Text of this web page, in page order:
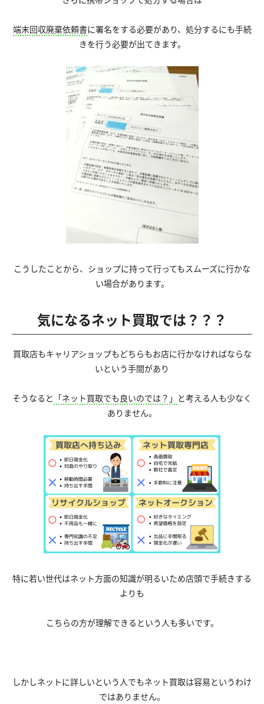
端末回収廃棄依頼書に署名をする必要があり、処分するにも手続
きを行う必要が出てきます。
こうしたことから、ショップに持って行ってもスムーズに行かな
い場合があります。
気になるネット買取では？？？
買取店もキャリアショップもどちらもお店に行かなければならな
いという手間があり
そうなると 「ネット買取でも良いのでは？」
と考える人も少なく
ありません。
特に若い世代はネット方面の知識が明るいため店頭で手続きする
よりも
こちらの方が理解できるという人も多いです。
しかしネットに詳しいという人でもネット買取は容易というわけ
ではありません。